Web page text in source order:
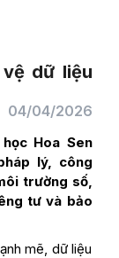
vệ dữ liệu
04/04/2026
Hoa Sen
lý, công
trường số,
tư và bảo
mẽ, dữ liệu